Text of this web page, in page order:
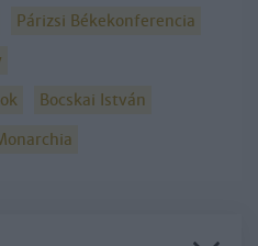
Párizsi Békekonferencia
Bocskai István